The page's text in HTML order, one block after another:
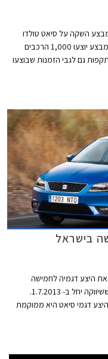
השקה על סיאט טולדו
החדשה שלפני כשבוע הושקה בארץ. במסגרת המבצע יוצעו 1,000 הרכבים
₪. הנחות אלו תקפות גם לגבי הזמנות שבוצעו
בישראל
את היצע דגמיה לחמישה
במספר עם הצטרפותה של סיאט טולדו החדשה ששיווקה יחל ב- 1.7.2013.
דגמי סיאט היא ממוקמת
הנוסעים והן בתא המטען,